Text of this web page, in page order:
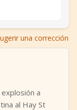
una corrección
a
al Hay St